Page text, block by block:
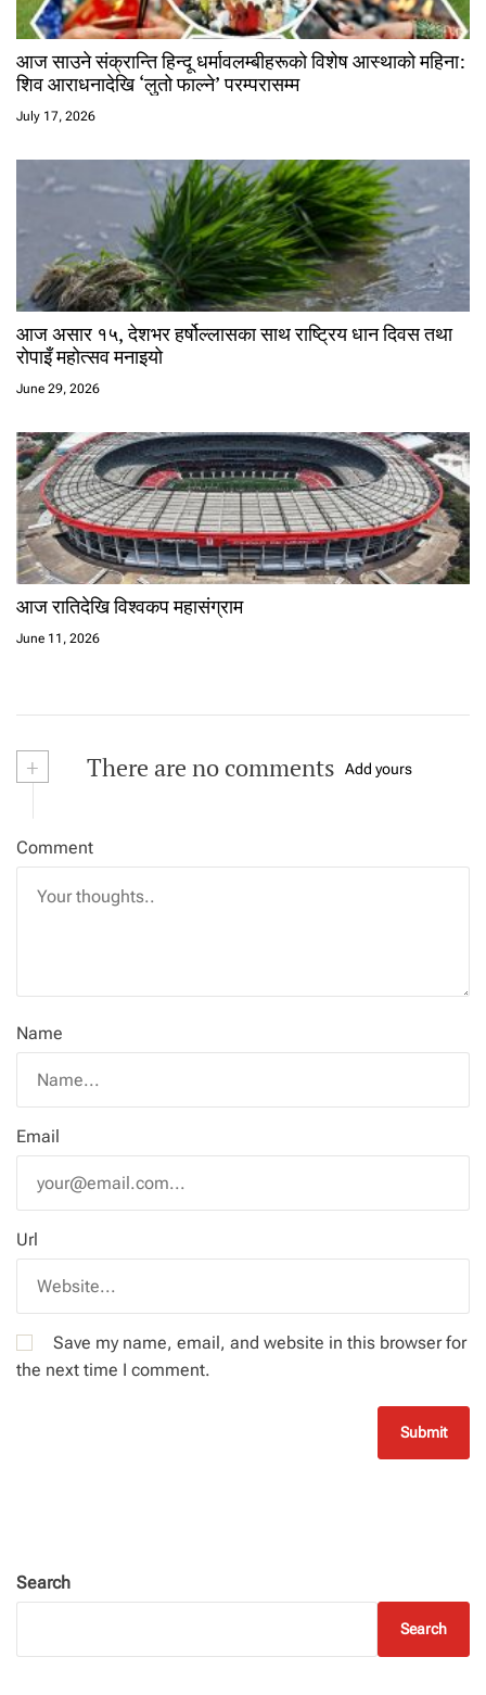
आज साउने संक्रान्ति हिन्दू धर्मावलम्बीहरूको विशेष आस्थाको महिना:
शिव आराधनादेखि ‘लुतो फाल्ने’ परम्परासम्म
July 17, 2026
आज असार १५, देशभर हर्षोल्लासका साथ राष्ट्रिय धान दिवस तथा
रोपाइँ महोत्सव मनाइयो
June 29, 2026
आज रातिदेखि विश्वकप महासंग्राम
June 11, 2026
+ There are no comments Add yours
Comment
Name
Email
Url
Save my name, email, and website in this browser for
the next time I comment.
Search
Search